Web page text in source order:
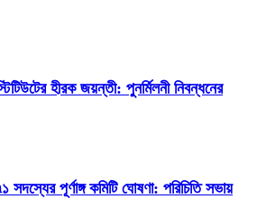
হীরক জয়ন্তী: পুনর্মিলনী নিবন্ধনের
সদস্যের পূর্ণাঙ্গ কমিটি ঘোষণা: পরিচিতি সভায়